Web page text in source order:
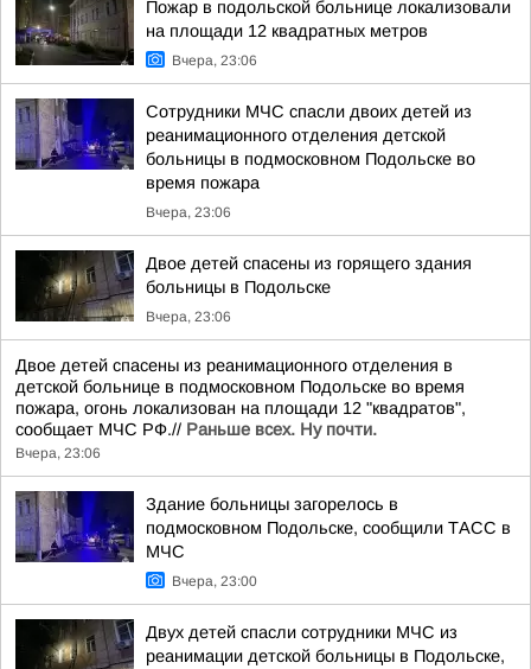
Пожар в подольской больнице локализовали
на площади 12 квадратных метров
Вчера, 23:06
Сотрудники МЧС спасли двоих детей из
реанимационного отделения детской
больницы в подмосковном Подольске во
время пожара
Вчера, 23:06
Двое детей спасены из горящего здания
больницы в Подольске
Вчера, 23:06
Двое детей спасены из реанимационного отделения в
детской больнице в подмосковном Подольске во время
пожара, огонь локализован на площади 12 "квадратов",
сообщает МЧС РФ.// Раньше всех. Ну почти.
Вчера, 23:06
Здание больницы загорелось в
подмосковном Подольске, сообщили ТАСС в
МЧС
Вчера, 23:00
Двух детей спасли сотрудники МЧС из
реанимации детской больницы в Подольске,